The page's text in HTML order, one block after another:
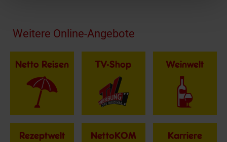
Fußzeile
Weitere Online-Angebote
Netto Reisen TV-Shop Weinwelt
Rezeptwelt NettoKOM Karriere